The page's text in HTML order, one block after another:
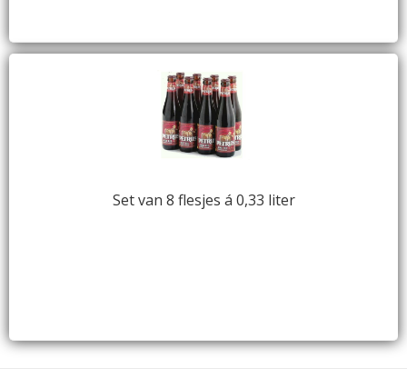
Set van 8 flesjes á 0,33 liter